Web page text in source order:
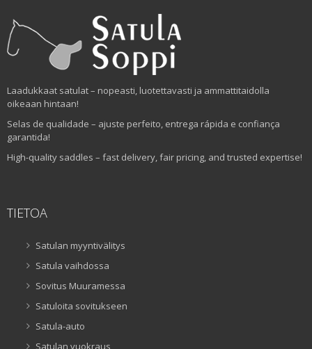
Laadukkaat satulat – nopeasti, luotettavasti ja ammattitaidolla
oikeaan hintaan!
Selas de qualidade – ajuste perfeito, entrega rápida e confiança
garantida!
High-quality saddles – fast delivery, fair pricing, and trusted expertise!
TIETOA
Satulan myyntivälitys
Satula vaihdossa
Sovitus Muuramessa
Satuloita sovitukseen
Satula-auto
Satulan vuokraus